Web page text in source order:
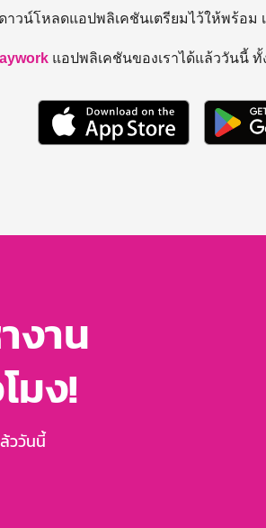
าวน์โหลดแอปพลิเคชันเตรียมไว้ให้พร้อม
แอปพลิเคชันของเราได้แล้ววันนี้ ทั้
งาน
มง!
ววันนี้